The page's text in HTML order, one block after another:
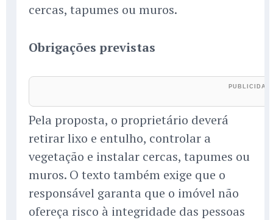
cercas, tapumes ou muros.
Obrigações previstas
Pela proposta, o proprietário deverá
retirar lixo e entulho, controlar a
vegetação e instalar cercas, tapumes ou
muros. O texto também exige que o
responsável garanta que o imóvel não
ofereça risco à integridade das pessoas